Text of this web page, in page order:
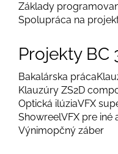
Základy
Spolupráca na
Projekty BC
Bakalárska práca
Klauzúry ZS2D
Optická ilúziaVFX
ShowreelVFX pre iné
Výnimopčný záber